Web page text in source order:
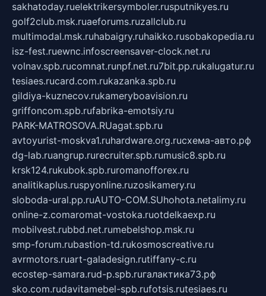
sakhatoday.ruelektrikersymboler.rusputnikyes.ru
golf2club.msk.ruaeforums.ruzallclub.ru
multimodal.msk.ruhabaigry.ruhaikko.rusobakopedia.ru
isz-fest.ruewnc.infoscreensaver-clock.net.ru
volnav.spb.rucomnat.runpf.net.ru7bit.pp.rukalugatur.ru
tesiaes.rucard.com.rukazanka.spb.ru
gildiya-kuznecov.rukameryboavision.ru
griffoncom.spb.rufabrika-emotsiy.ru
PARK-MATROSOVA.RUagat.spb.ru
avtoyurist-moskva1.ruhardware.org.ruсхема-авто.рф
dg-lab.ruangrup.rurecruiter.spb.rumusic8.spb.ru
krsk124.rukubok.spb.ruromanofforex.ru
analitikaplus.ruspyonline.ruzosikamery.ru
sloboda-ural.pp.ruAUTO-COM.SUhohota.netalimy.ru
online-z.comaromat-vostoka.ruotdelkaexp.ru
mobilvest.rubbd.net.rumebelshop.msk.ru
smp-forum.rubastion-td.rukosmoscreative.ru
avrmotors.ruart-galadesign.rutiffany-c.ru
ecostep-samara.rud-p.spb.ruгалактика73.рф
sko.com.rudavitamebel-spb.rufotsis.rutesiaes.ru